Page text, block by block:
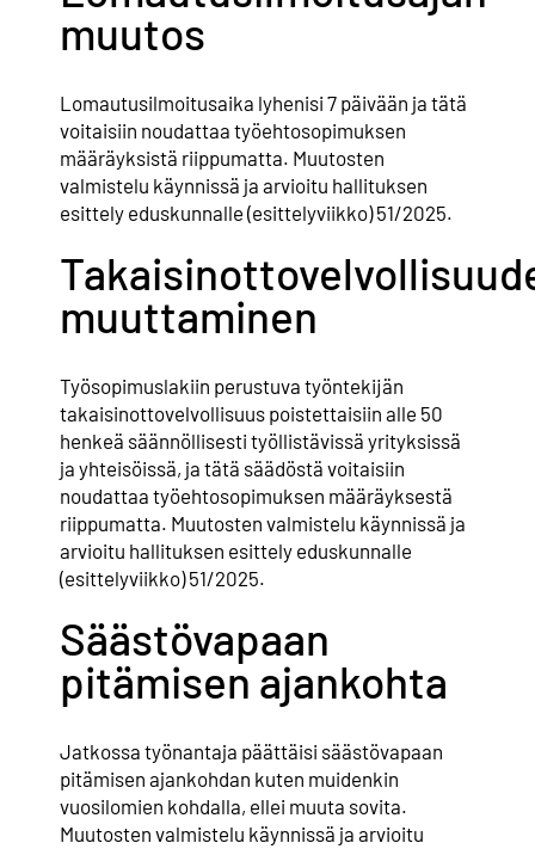
muutos
Lomautusilmoitusaika lyhenisi 7 päivään ja tätä
voitaisiin noudattaa työehtosopimuksen
määräyksistä riippumatta. Muutosten
valmistelu käynnissä ja arvioitu hallituksen
esittely eduskunnalle (esittelyviikko) 51/2025.
muuttaminen
Työsopimuslakiin perustuva työntekijän
takaisinottovelvollisuus poistettaisiin alle 50
henkeä säännöllisesti työllistävissä yrityksissä
ja yhteisöissä, ja tätä säädöstä voitaisiin
noudattaa työehtosopimuksen määräyksestä
riippumatta. Muutosten valmistelu käynnissä ja
arvioitu hallituksen esittely eduskunnalle
(esittelyviikko) 51/2025.
Säästövapaan
pitämisen ajankohta
Jatkossa työnantaja päättäisi säästövapaan
pitämisen ajankohdan kuten muidenkin
vuosilomien kohdalla, ellei muuta sovita.
Muutosten valmistelu käynnissä ja arvioitu